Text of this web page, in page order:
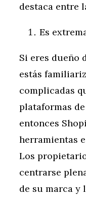
destaca entre
Es
Si eres dueño
estás
complicadas
plataformas
entonces
herramientas
Los
centrarse
de su marca y